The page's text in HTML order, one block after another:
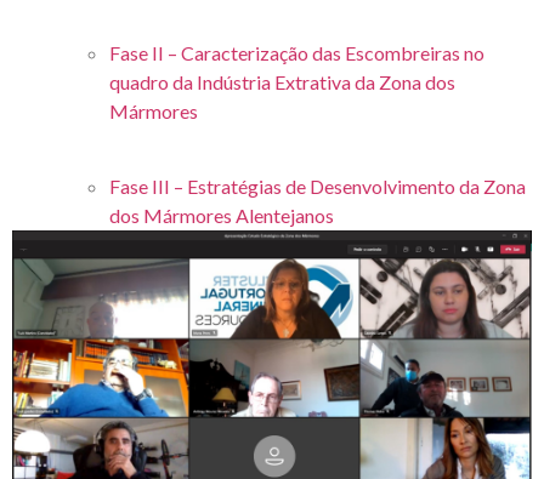
Fase II – Caracterização das Escombreiras no
quadro da Indústria Extrativa da Zona dos
Mármores
Fase III – Estratégias de Desenvolvimento da Zona
dos Mármores Alentejanos